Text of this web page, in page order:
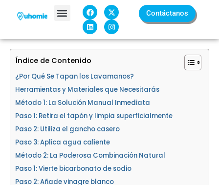
F
a
c
e
b
o
o
k
X
-
t
w
i
t
t
L
i
n
k
e
d
i
n
I
n
s
t
a
g
r
Contáctanos
Índice de Contenido
¿Por Qué Se Tapan los Lavamanos?
Herramientas y Materiales que Necesitarás
Método 1: La Solución Manual Inmediata
Paso 1: Retira el tapón y limpia superficialmente
Paso 2: Utiliza el gancho casero
Paso 3: Aplica agua caliente
Método 2: La Poderosa Combinación Natural
Paso 1: Vierte bicarbonato de sodio
Paso 2: Añade vinagre blanco